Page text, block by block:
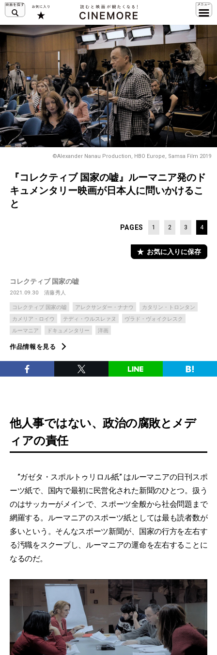
©Alexander Nanau Production, HBO Europe, Samsa Film 2019
『コレクティブ 国家の嘘』ルーマニア発のド
キュメンタリー映画が日本人に問いかけるこ
と
PAGES 1 2 3 4
お気に入りに保存
コレクティブ 国家の嘘
2021.09.30 清藤秀人
コレクティブ 国家の嘘 アレクサンダー・ナナウ
カタリン・トロンタン
カメリア・ロイウ
テディ・ウルスレァヌ
ヴラド・ヴォイクレスク
ルーマニア
ドキュメンタリー 洋画
作品情報を見る
他人事ではない、政治の腐敗とメデ
ィアの責任
”ガゼタ・スポルトゥリロル紙” はルーマニアの日刊スポ
ーツ紙で、国内で最初に民営化された新聞のひとつ。扱う
のはサッカーがメインで、スポーツ全般から社会問題まで
網羅する。ルーマニアのスポーツ紙としては最も読者数が
多いという。そんなスポーツ新聞が、国家の行方を左右す
る汚職をスクープし、ルーマニアの運命を左右することに
なるのだ。